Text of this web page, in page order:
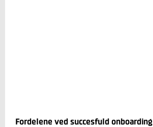
Fordelene ved succesfuld onboarding